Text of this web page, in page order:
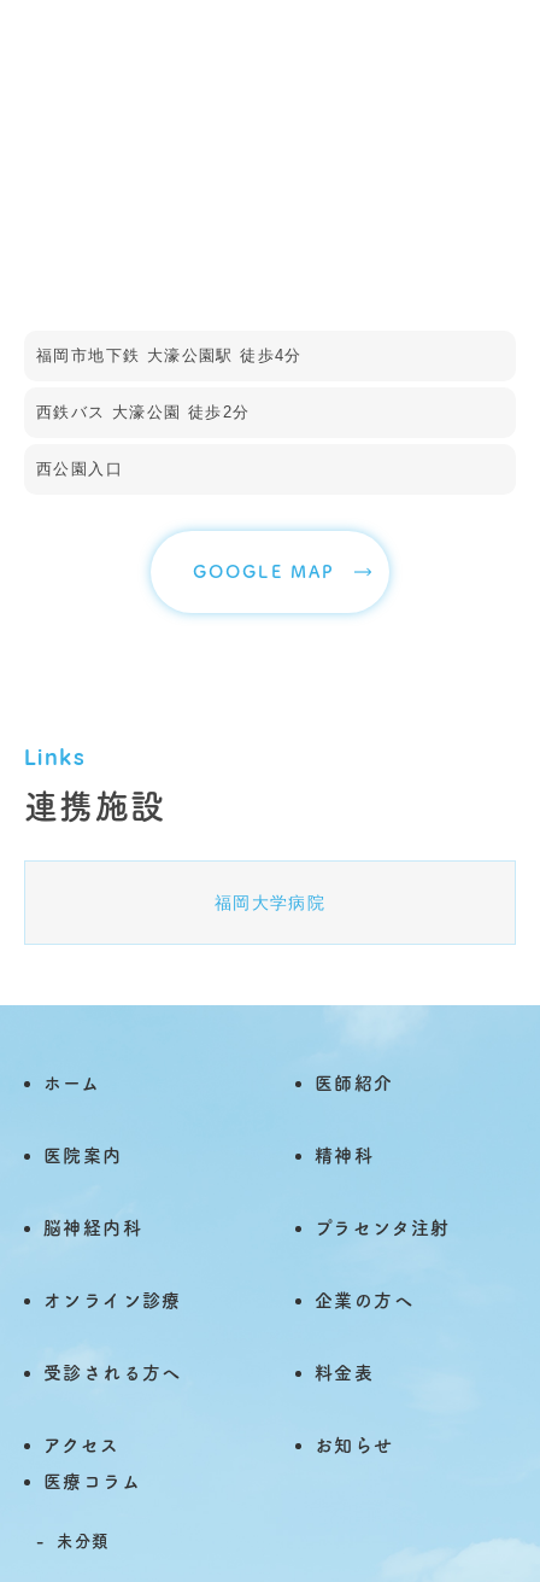
福岡市地下鉄 大濠公園駅 徒歩4分
西鉄バス 大濠公園 徒歩2分
西公園入口
GOOGLE MAP
Links
連携施設
福岡大学病院
ホーム 医師紹介
医院案内 精神科
脳神経内科 プラセンタ注射
オンライン診療 企業の方へ
受診される方へ 料金表
アクセス
お知らせ
医療コラム
未分類